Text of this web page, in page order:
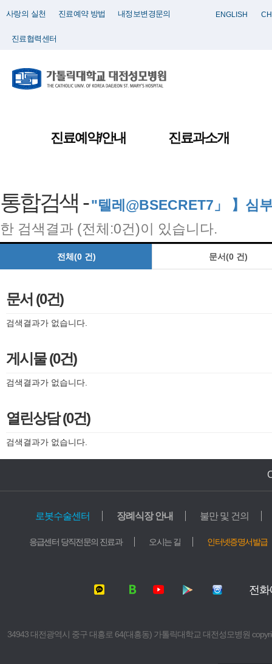
사랑의 실천 진료예약 방법 내정보변경문의
진료협력센터
ENGLISH
진료예약/안내 진료과소개
통합검색 - "텔레@BSECRET7」 】심
한 검색결과 (전체:0건)이 있습니다.
전체(0 건) 문서(0 건)
문서 (0건)
검색결과가 없습니다.
게시물 (0건)
검색결과가 없습니다.
열린상담 (0건)
검색결과가 없습니다.
의료기관
가톨릭중앙의료원
은평성모병원
교육기관
학교법인 가
가톨릭대학
간호대학
로봇수술센터 장례식장 안내 불만 및 건의
응급센터 당직전문의 진료과 오시는 길 인터넷증명서발급
전
34943 대전광역시 중구 대흥로 64(대흥동) 가톨릭대학교 대전성모병원